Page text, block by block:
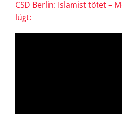
CSD Berlin: Islamist tötet –
lügt: